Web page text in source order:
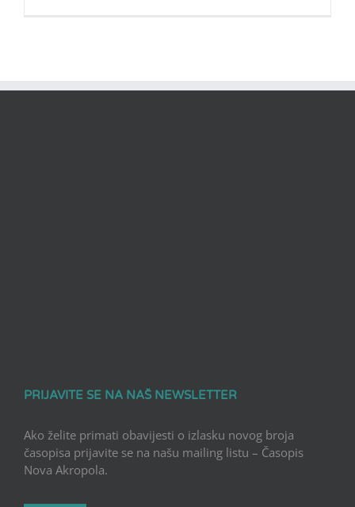
PRIJAVITE SE NA NAŠ NEWSLETTER
Ako želite primati obavijesti o izlasku novog broja
časopisa prijavite se na našu mailing listu – Časopis
Nova Akropola.